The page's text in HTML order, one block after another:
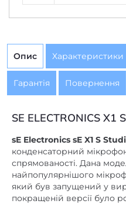
Опис Характеристики
Гарантія Повернення
SE ELECTRONICS X1
sE Electronics sE X1 S
конденсаторний
спрямованості. Дана
найпопулярнішого
який був запущений у
покращеній версії було